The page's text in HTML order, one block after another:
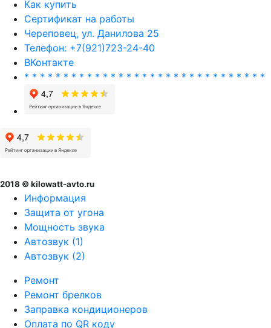
Как купить
Сертификат на работы
Череповец, ул. Данилова 25
Телефон: +7(921)723-24-40
ВКонтакте
* * * * * * * * * * * * * * * * * * * * * * * * * * * * * * *
2018 © kilowatt-avto.ru
Информация
Защита от угона
Мощность звука
Автозвук (1)
Автозвук (2)
Ремонт
Ремонт брелков
Заправка кондиционеров
Оплата по QR коду